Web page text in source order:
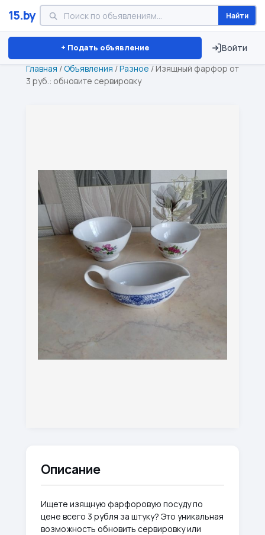
15.by Найти
+ Подать объявление Войти
Минск Витебск Брест ⏱ ТОЛЬКО 15 ДНЕЙ
Главная /Объявления /Разное / Изящный фарфор от
3 руб.: обновите сервировку
Описание
Ищете изящную фарфоровую посуду по
цене всего 3 рубля за штуку? Это уникальная
возможность обновить сервировку или